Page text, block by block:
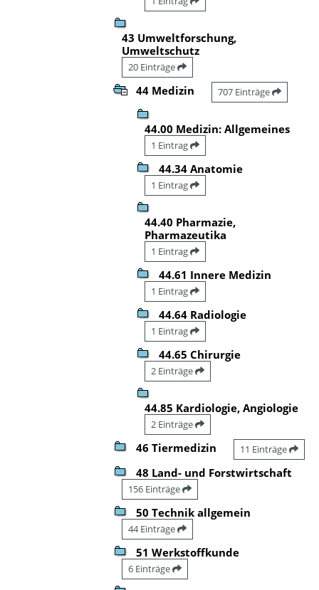
43 Umweltforschung,
Umweltschutz
20 Einträge
44 Medizin 707 Einträge
44.00 Medizin: Allgemeines
1 Eintrag
44.34 Anatomie
1 Eintrag
44.40 Pharmazie,
Pharmazeutika
1 Eintrag
44.61 Innere Medizin
1 Eintrag
44.64 Radiologie
1 Eintrag
44.65 Chirurgie
2 Einträge
44.85 Kardiologie, Angiologie
2 Einträge
46 Tiermedizin 11 Einträge
48 Land- und Forstwirtschaft
156 Einträge
50 Technik allgemein
44 Einträge
51 Werkstoffkunde
6 Einträge